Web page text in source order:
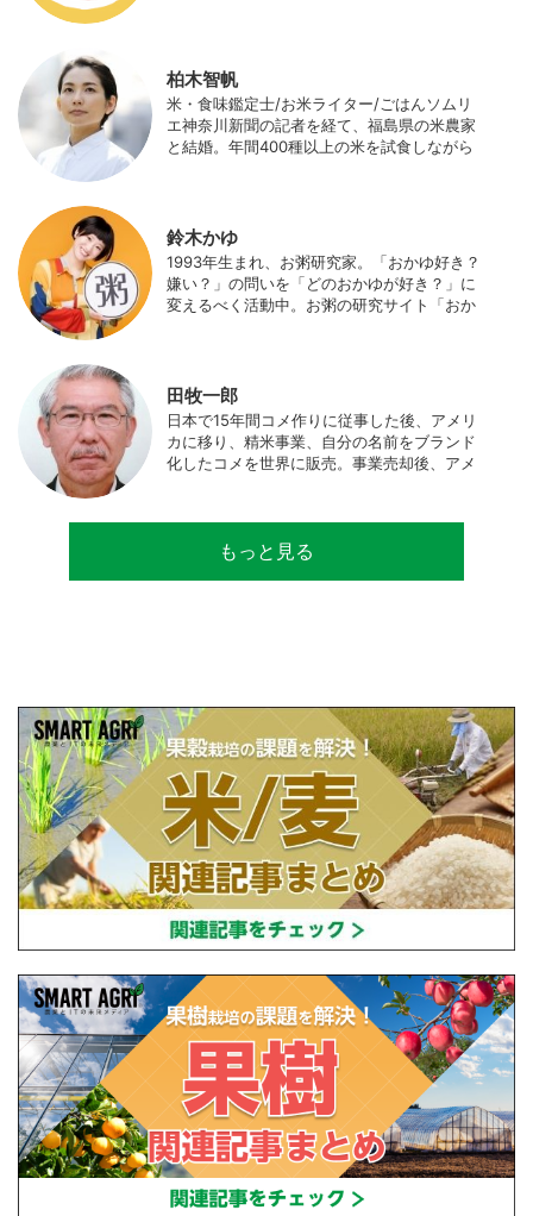
柏木智帆
米・食味鑑定士/お米ライター/ごはんソムリ
エ神奈川新聞の記者を経て、福島県の米農家
と結婚。年間400種以上の米を試食しながら
食事やお弁当づくりを通して、食育にも目を
向けている。プロフィール写真 ©杉山晃造
鈴木かゆ
1993年生まれ、お粥研究家。「おかゆ好き？
嫌い？」の問いを「どのおかゆが好き？」に
変えるべく活動中。お粥の研究サイト「おか
田牧一郎
日本で15年間コメ作りに従事した後、アメリ
カに移り、精米事業、自分の名前をブランド
化したコメを世界に販売。事業売却後、アメ
サルティングとして関わり、企業などの依頼
で世界12カ国の良質米生産可能産地を訪問調
もっと見る